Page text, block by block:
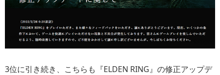
3位に引き続き、こちらも『ELDEN RING』の修正アップデ